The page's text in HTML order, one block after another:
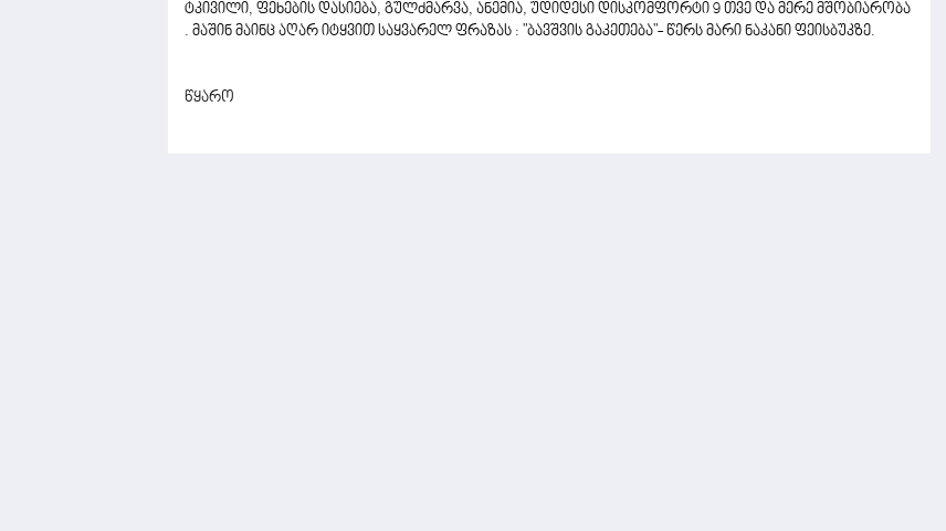
ტკივილი, ფეხების დასიება, გულძმარვა, ანემია, უდიდესი დისკომფორტი 9 თვე და მერე მშობიარობა
. მაშინ მაინც აღარ იტყვით საყვარელ ფრაზას : "ბავშვის გაკეთება"- წერს მარი ნაკანი ფეისბუკზე.
წყარო